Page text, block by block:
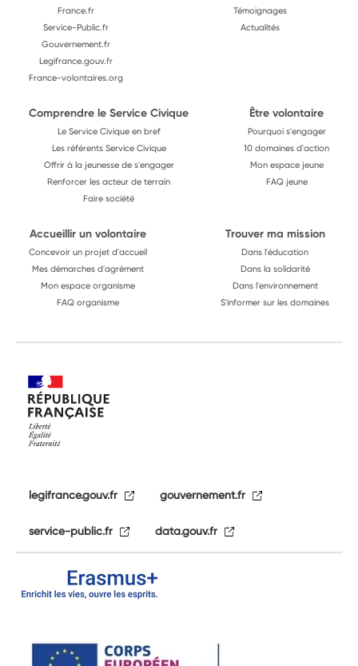
France.fr
Service-Public.fr
Gouvernement.fr
Legifrance.gouv.fr
France-volontaires.org
Témoignages
Actualités
Comprendre le Service Civique
Le Service Civique en bref
Les référents Service Civique
Offrir à la jeunesse de s'engager
Renforcer les acteur de terrain
Faire société
Être volontaire
Pourquoi s'engager
10 domaines d'action
Mon espace jeune
FAQ jeune
Accueillir un volontaire
Concevoir un projet d'accueil
Mes démarches d'agrément
Mon espace organisme
FAQ organisme
Trouver ma mission
Dans l'éducation
Dans la solidarité
Dans l'environnement
S'informer sur les domaines
legifrance.gouv.fr gouvernement.fr
service-public.fr data.gouv.fr